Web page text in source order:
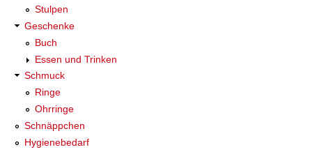
Stulpen
Geschenke
Buch
Essen und Trinken
Schmuck
Ringe
Ohrringe
Schnäppchen
Hygienebedarf